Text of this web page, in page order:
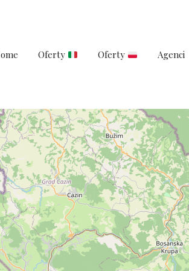
Oferty Oferty Agenci